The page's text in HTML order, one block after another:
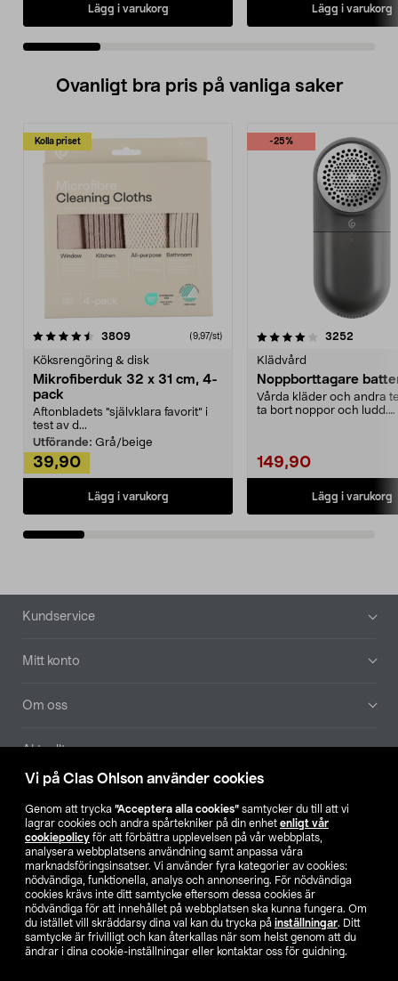
Vi på Clas Ohlson använder cookies
Genom att trycka ”Acceptera alla cookies” samtycker du till att vi
lagrar cookies och andra spårtekniker på din enhet enligt vår
cookiepolicy för att förbättra upplevelsen på vår webbplats,
analysera webbplatsens användning samt anpassa våra
marknadsföringsinsatser. Vi använder fyra kategorier av cookies:
nödvändiga, funktionella, analys och annonsering. För nödvändiga
cookies krävs inte ditt samtycke eftersom dessa cookies är
nödvändiga för att innehållet på webbplatsen ska kunna fungera. Om
du istället vill skräddarsy dina val kan du trycka på inställningar. Ditt
samtycke är frivilligt och kan återkallas när som helst genom att du
ändrar i dina cookie-inställningar eller kontaktar oss för guidning.
Lägg i varukorg Lägg i varukorg
Ovanligt bra pris på vanliga saker
Kolla priset
3809recensioner (9,97/st)
Köksrengöring & disk
Mikrofiberduk 32 x 31 cm, 4-
pack
Aftonbladets "självklara favorit” i
test av d...
Utförande: Grå/beige
39,90
Lägg i varukorg
-25%
4.0av 5 stjärnor 3252
Klädvård
Noppborttagare
Vårda kläder och andra
ta bort noppor och ludd.
149,90
Lägg i varukorg
4.5av 5 stjärnor
Sidfot
Kundservice
Mitt konto
Om oss
Aktuellt
Hitta butik
SE NO FI